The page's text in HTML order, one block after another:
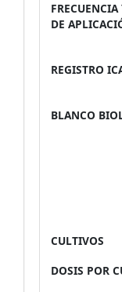
FRECUENCIA
DE
REGISTRO
BLANCO
CULTIVOS
DOSIS POR